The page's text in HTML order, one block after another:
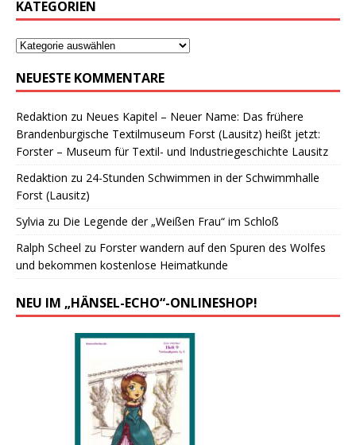
KATEGORIEN
NEUESTE KOMMENTARE
Redaktion zu Neues Kapitel – Neuer Name: Das frühere
Brandenburgische Textilmuseum Forst (Lausitz) heißt jetzt:
Forster – Museum für Textil- und Industriegeschichte Lausitz
Redaktion zu 24-Stunden Schwimmen in der Schwimmhalle
Forst (Lausitz)
Sylvia zu Die Legende der „Weißen Frau“ im Schloß
Ralph Scheel zu Forster wandern auf den Spuren des Wolfes
und bekommen kostenlose Heimatkunde
NEU IM „HÄNSEL-ECHO“-ONLINESHOP!